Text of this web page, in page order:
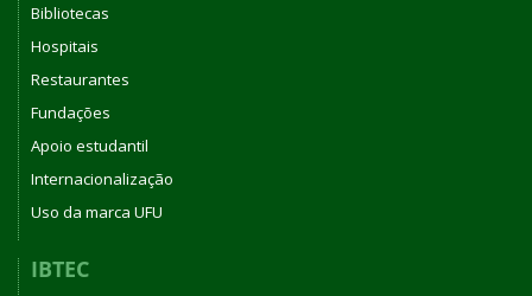
Bibliotecas
Hospitais
Restaurantes
Fundações
Apoio estudantil
Internacionalização
Uso da marca UFU
IBTEC